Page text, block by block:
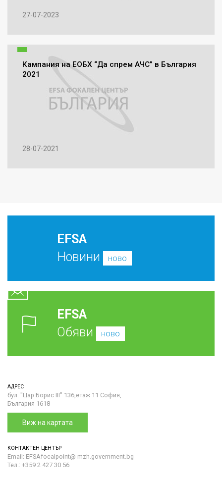
27-07-2023
Кампания на ЕОБХ “Да спрем АЧС” в България
2021
28-07-2021
EFSA
Новини
ново
EFSA
Обяви
ново
АДРЕС
бул. "Цар Борис III" 136,етаж 11 София,
България 1618
Виж на картата
КОНТАКТЕН ЦЕНТЪР
Email: EFSAfocalpoint@ mzh.government.bg
Тел.: +359 2 427 30 56